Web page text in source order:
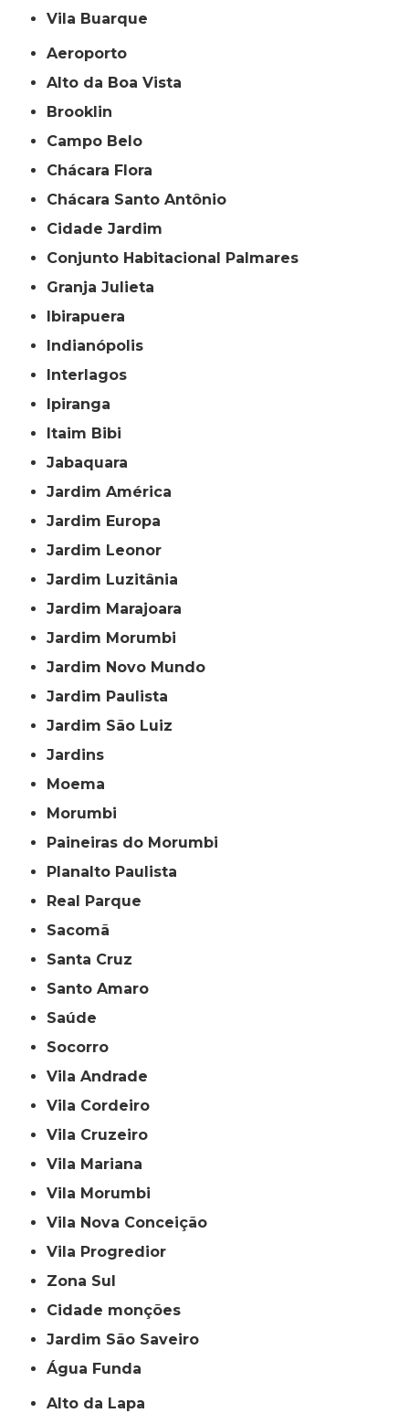
Vila Buarque
Aeroporto
Alto da Boa Vista
Brooklin
Campo Belo
Chácara Flora
Chácara Santo Antônio
Cidade Jardim
Conjunto Habitacional Palmares
Granja Julieta
Ibirapuera
Indianópolis
Interlagos
Ipiranga
Itaim Bibi
Jabaquara
Jardim América
Jardim Europa
Jardim Leonor
Jardim Luzitânia
Jardim Marajoara
Jardim Morumbi
Jardim Novo Mundo
Jardim Paulista
Jardim São Luiz
Jardins
Moema
Morumbi
Paineiras do Morumbi
Planalto Paulista
Real Parque
Sacomã
Santa Cruz
Santo Amaro
Saúde
Socorro
Vila Andrade
Vila Cordeiro
Vila Cruzeiro
Vila Mariana
Vila Morumbi
Vila Nova Conceição
Vila Progredior
Zona Sul
cidade monções
jardim São Saveiro
Água Funda
Alto da Lapa